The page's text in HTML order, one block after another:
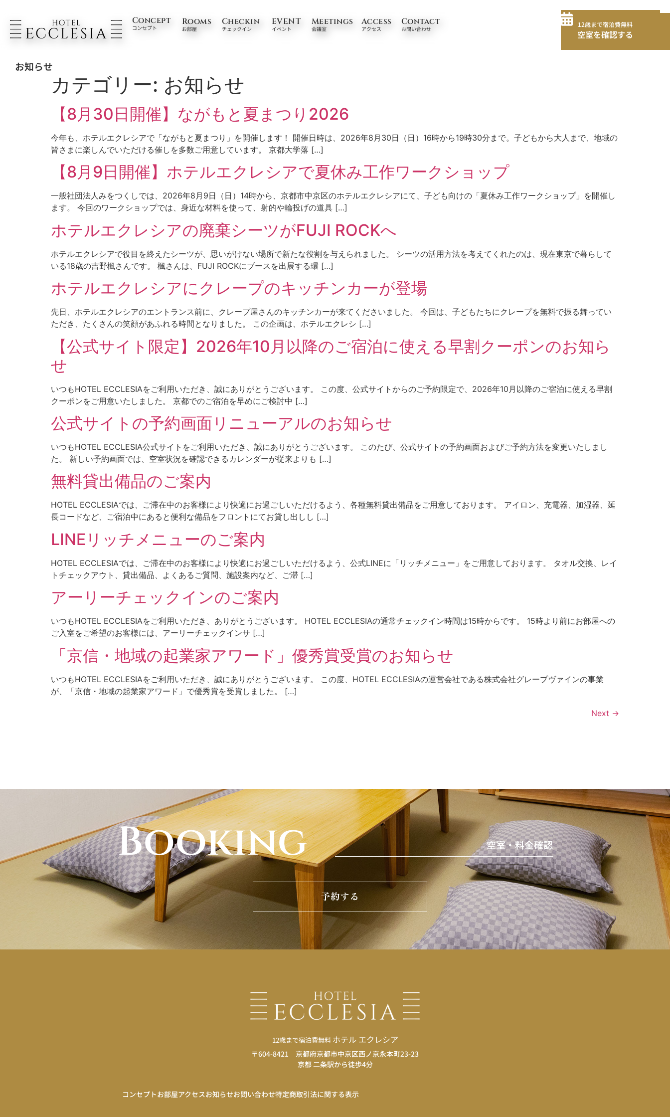
Concept
コンセプト
Rooms
お部屋
Checkin
チェックイン
EVENT
イベント
Meetings
会議室
Access
アクセス
Contact
お問い合わせ
12歳まで宿泊費無料
空室を確認する
お知らせ
Concept
コンセプト
Rooms
お部屋
Checkin
チェックイン
EVENT
イベント
Meetings
会議室
Access
アクセス
Contact
お問い合わせ
12歳まで宿泊費無料
空室を確認する
カテゴリー: お知らせ
【8月30日開催】ながもと夏まつり2026
今年も、ホテルエクレシアで「ながもと夏まつり」を開催します！ 開催日時は、2026年8月30日（日）16時から19時30分まで。子どもから大人まで、地域の
皆さまに楽しんでいただける催しを多数ご用意しています。 京都大学落 […]
【8月9日開催】ホテルエクレシアで夏休み工作ワークショップ
一般社団法人みをつくしでは、2026年8月9日（日）14時から、京都市中京区のホテルエクレシアにて、子ども向けの「夏休み工作ワークショップ」を開催し
ます。 今回のワークショップでは、身近な材料を使って、射的や輪投げの道具 […]
ホテルエクレシアの廃棄シーツがFUJI ROCKへ
ホテルエクレシアで役目を終えたシーツが、思いがけない場所で新たな役割を与えられました。 シーツの活用方法を考えてくれたのは、現在東京で暮らして
いる18歳の吉野楓さんです。 楓さんは、FUJI ROCKにブースを出展する環 […]
ホテルエクレシアにクレープのキッチンカーが登場
先日、ホテルエクレシアのエントランス前に、クレープ屋さんのキッチンカーが来てくださいました。 今回は、子どもたちにクレープを無料で振る舞ってい
ただき、たくさんの笑顔があふれる時間となりました。 この企画は、ホテルエクレシ […]
【公式サイト限定】2026年10月以降のご宿泊に使える早割クーポンのお知ら
せ
いつもHOTEL ECCLESIAをご利用いただき、誠にありがとうございます。 この度、公式サイトからのご予約限定で、2026年10月以降のご宿泊に使える早割
クーポンをご用意いたしました。 京都でのご宿泊を早めにご検討中 […]
公式サイトの予約画面リニューアルのお知らせ
いつもHOTEL ECCLESIA公式サイトをご利用いただき、誠にありがとうございます。 このたび、公式サイトの予約画面およびご予約方法を変更いたしまし
た。 新しい予約画面では、空室状況を確認できるカレンダーが従来よりも […]
無料貸出備品のご案内
HOTEL ECCLESIAでは、ご滞在中のお客様により快適にお過ごしいただけるよう、各種無料貸出備品をご用意しております。 アイロン、充電器、加湿器、延
長コードなど、ご宿泊中にあると便利な備品をフロントにてお貸し出しし […]
LINEリッチメニューのご案内
HOTEL ECCLESIAでは、ご滞在中のお客様により快適にお過ごしいただけるよう、公式LINEに「リッチメニュー」をご用意しております。 タオル交換、レイ
トチェックアウト、貸出備品、よくあるご質問、施設案内など、ご滞 […]
アーリーチェックインのご案内
いつもHOTEL ECCLESIAをご利用いただき、ありがとうございます。 HOTEL ECCLESIAの通常チェックイン時間は15時からです。 15時より前にお部屋への
ご入室をご希望のお客様には、アーリーチェックインサ […]
「京信・地域の起業家アワード」優秀賞受賞のお知らせ
いつもHOTEL ECCLESIAをご利用いただき、誠にありがとうございます。 この度、HOTEL ECCLESIAの運営会社である株式会社グレープヴァインの事業
が、「京信・地域の起業家アワード」で優秀賞を受賞しました。 […]
Next →
Booking 空室・料金確認
予約する
12歳まで宿泊費無料 ホテル エクレシア
〒604-8421 京都府京都市中京区西ノ京永本町23-23
京都 二条駅から徒歩4分
コンセプトお部屋アクセスお知らせお問い合わせ特定商取引法に関する表示